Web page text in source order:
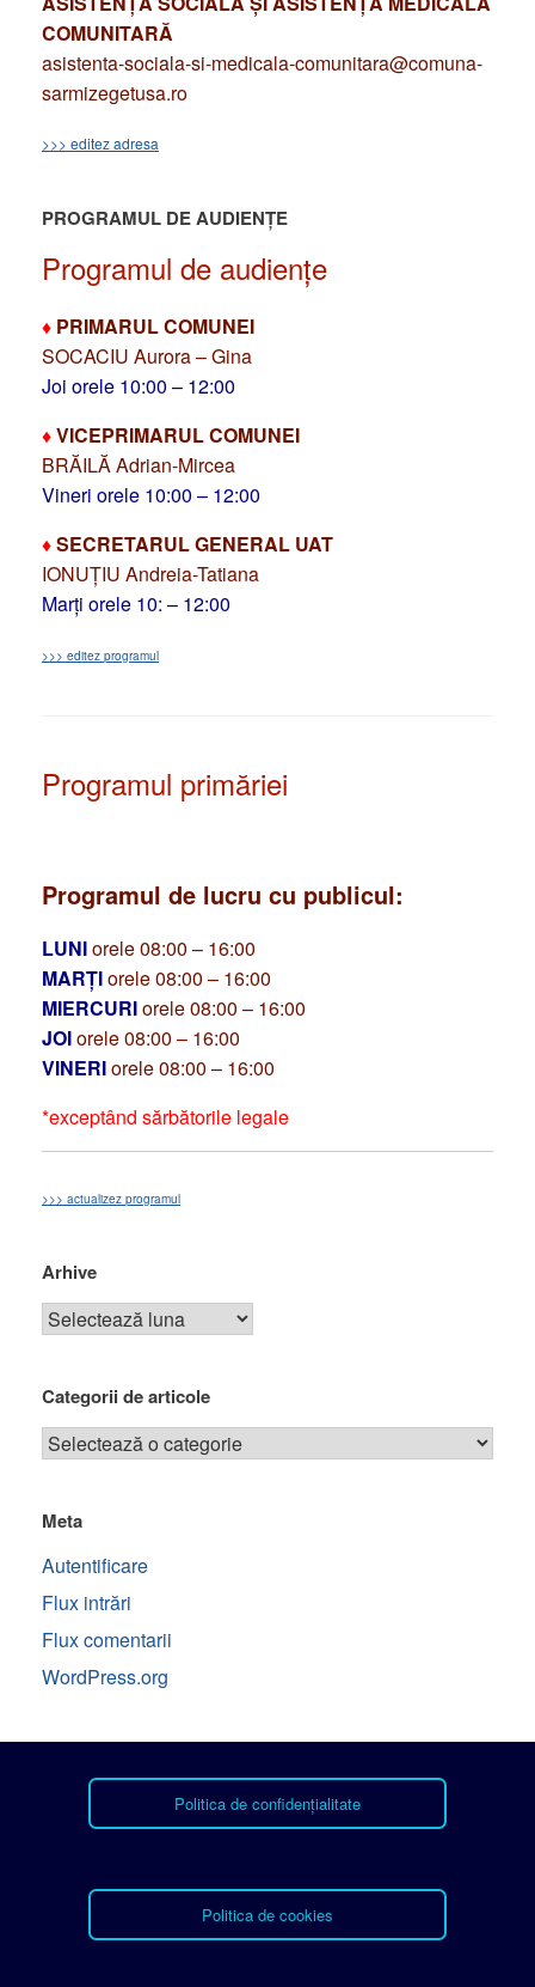
COMUNITARĂ
asistenta-sociala-si-medicala-comunitara@comuna-
sarmizegetusa.ro
>>> editez adresa
PROGRAMUL DE AUDIENȚE
Programul de audiențe
♦ PRIMARUL COMUNEI
SOCACIU Aurora – Gina
Joi orele 10:00 – 12:00
♦VICEPRIMARUL COMUNEI
BRĂILĂ Adrian-Mircea
Vineri orele 10:00 – 12:00
♦SECRETARUL GENERAL UAT
IONUȚIU Andreia-Tatiana
Marți orele 10: – 12:00
>>> editez programul
Programul primăriei
Programul de lucru cu publicul:
LUNIorele 08:00 – 16:00
MARȚIorele 08:00 – 16:00
MIERCURIorele 08:00 – 16:00
JOIorele 08:00 – 16:00
VINERIorele 08:00 – 16:00
*exceptând sărbătorile legale
>>> actualizez programul
Arhive
Categorii de articole
Meta
Autentificare
Flux intrări
Flux comentarii
WordPress.org
Politica de confidențialitate
Politica de cookies